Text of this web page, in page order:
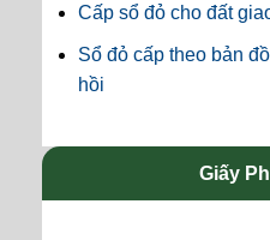
Cấp sổ đỏ cho đất
Sổ đỏ cấp theo bản
hồi
Giấy